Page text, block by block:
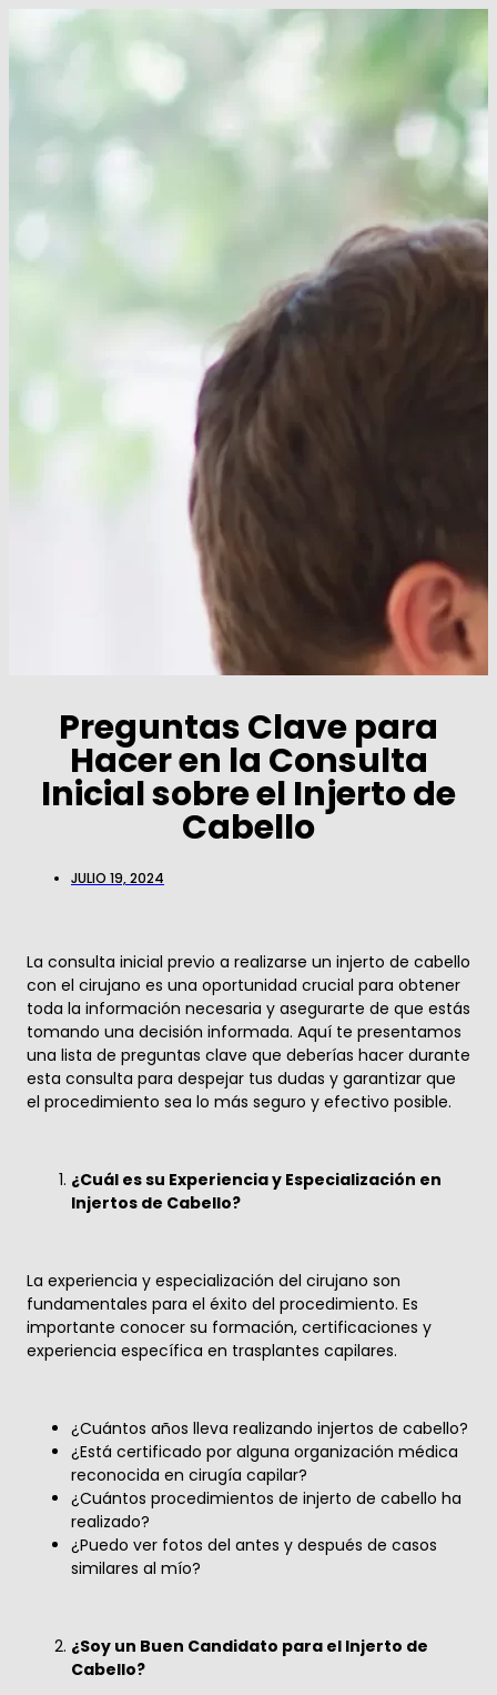
Preguntas Clave para
Hacer en la Consulta
Inicial sobre el Injerto de
Cabello
JULIO 19, 2024
La consulta inicial previo a realizarse un injerto de cabello
con el cirujano es una oportunidad crucial para obtener
toda la información necesaria y asegurarte de que estás
tomando una decisión informada. Aquí te presentamos
una lista de preguntas clave que deberías hacer durante
esta consulta para despejar tus dudas y garantizar que
el procedimiento sea lo más seguro y efectivo posible.
¿Cuál es su Experiencia y Especialización en
Injertos de Cabello?
La experiencia y especialización del cirujano son
fundamentales para el éxito del procedimiento. Es
importante conocer su formación, certificaciones y
experiencia específica en trasplantes capilares.
¿Cuántos años lleva realizando injertos de cabello?
¿Está certificado por alguna organización médica
reconocida en cirugía capilar?
¿Cuántos procedimientos de injerto de cabello ha
realizado?
¿Puedo ver fotos del antes y después de casos
similares al mío?
¿Soy un Buen Candidato para el Injerto de
Cabello?